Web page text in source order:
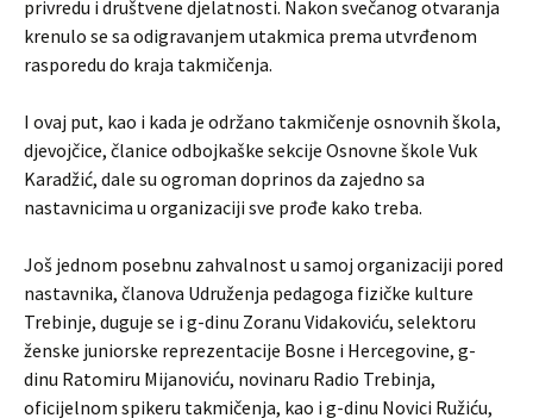
privredu i društvene djelatnosti. Nakon svečanog otvaranja
krenulo se sa odigravanjem utakmica prema utvrđenom
rasporedu do kraja takmičenja.
I ovaj put, kao i kada je održano takmičenje osnovnih škola,
djevojčice, članice odbojkaške sekcije Osnovne škole Vuk
Karadžić, dale su ogroman doprinos da zajedno sa
nastavnicima u organizaciji sve prođe kako treba.
Još jednom posebnu zahvalnost u samoj organizaciji pored
nastavnika, članova Udruženja pedagoga fizičke kulture
Trebinje, duguje se i g-dinu Zoranu Vidakoviću, selektoru
ženske juniorske reprezentacije Bosne i Hercegovine, g-
dinu Ratomiru Mijanoviću, novinaru Radio Trebinja,
oficijelnom spikeru takmičenja, kao i g-dinu Novici Ružiću,